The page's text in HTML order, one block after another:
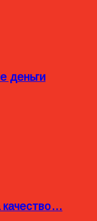
деньги
качество…